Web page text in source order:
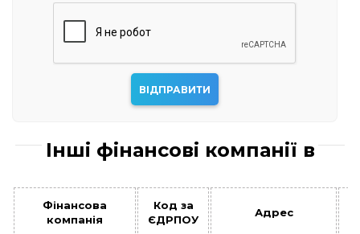
Інші фінансові компанії в
Фінансова
компанія
Код за
ЄДРПОУ
Адрес